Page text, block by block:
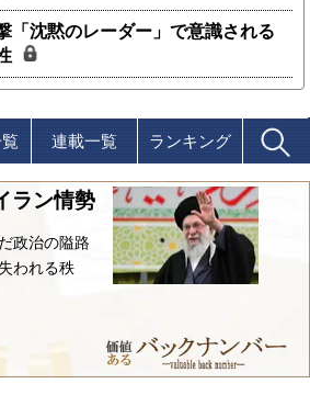
「沈黙のレーダー」で意識される
連載一覧 ランキング
ラン情勢
政治の隘路
われる秩